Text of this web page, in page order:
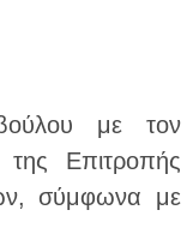
με τον
Επιτροπής
σύμφωνα με